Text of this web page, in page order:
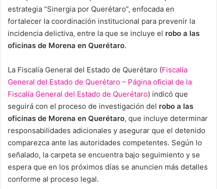
estrategia “Sinergia por Querétaro”, enfocada en
fortalecer la coordinación institucional para prevenir la
incidencia delictiva, entre la que se incluye el robo a las
oficinas de Morena en Querétaro.
La Fiscalía General del Estado de Querétaro (Fiscalía
General del Estado de Querétaro – Página oficial de la
Fiscalía General del Estado de Querétaro) indicó que
seguirá con el proceso de investigación del robo a las
oficinas de Morena en Querétaro, que incluye determinar
responsabilidades adicionales y asegurar que el detenido
comparezca ante las autoridades competentes. Según lo
señalado, la carpeta se encuentra bajo seguimiento y se
espera que en los próximos días se anuncien más detalles
conforme al proceso legal.